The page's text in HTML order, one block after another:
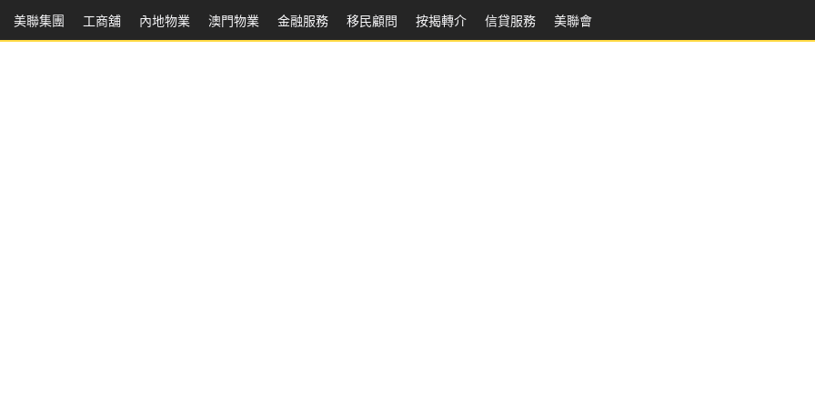
美聯集團 工商舖 內地物業 澳門物業 金融服務 移民顧問 按揭轉介 信貸服務 美聯會